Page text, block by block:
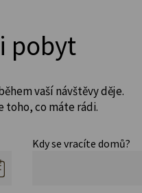
pobyt
vaší návštěvy děje.
toho, co máte rádi.
Kdy se vracíte domů?